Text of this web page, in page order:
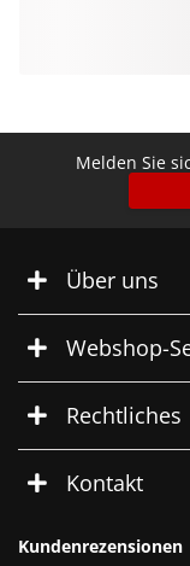
Melden Sie
Über uns
Webshop-
Rechtliches
Kontakt
Kundenrezensionen